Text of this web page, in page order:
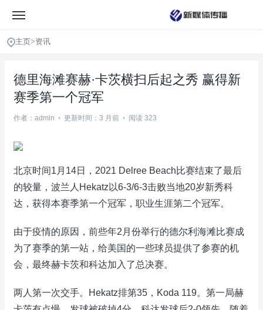
主页>资讯
德里海滩赛赫·卡茨横扫后起之秀 赢得新
赛季第一个冠军
作者：admin • 更新时间：3 月前 • 阅读 323
北京时间1月14日，2021 Delree Beach比赛结束了最后
的较量，波兰人Hekatz以6-3/6-3击败当地20岁新秀科
达，获得本赛季第一个冠军，职业生涯第二个冠军。
由于疫情的原因，前些年2月份举行的德尔利海滩比赛成
为了赛季的第一站，给美国的一些球员提供了参赛的机
会，最终赫卡茨和科达加入了总决赛。
两人第一次交手。Hekatz排第35，Koda 119。第一局赫